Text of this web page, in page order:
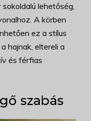
lehetőség,
A körben
ez a stílus
hajnak, eltereli a
és férfias
szabás